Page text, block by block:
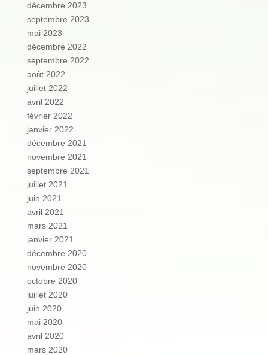
décembre 2023
septembre 2023
mai 2023
décembre 2022
septembre 2022
août 2022
juillet 2022
avril 2022
février 2022
janvier 2022
décembre 2021
novembre 2021
septembre 2021
juillet 2021
juin 2021
avril 2021
mars 2021
janvier 2021
décembre 2020
novembre 2020
octobre 2020
juillet 2020
juin 2020
mai 2020
avril 2020
mars 2020